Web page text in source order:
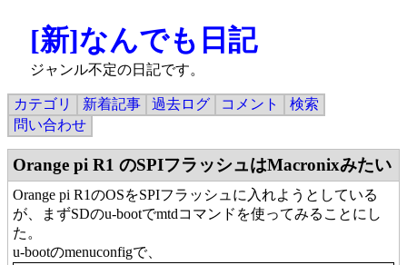
[新]なんでも日記
ジャンル不定の日記です。
カテゴリ 新着記事 過去ログ コメント
検索
問い合わせ
Orange pi R1 のSPIフラッシュはMacronixみたい
Orange pi R1のOSをSPIフラッシュに入れようとしている
が、まずSDのu-bootでmtdコマンドを使ってみることにし
た。
u-bootのmenuconfigで、